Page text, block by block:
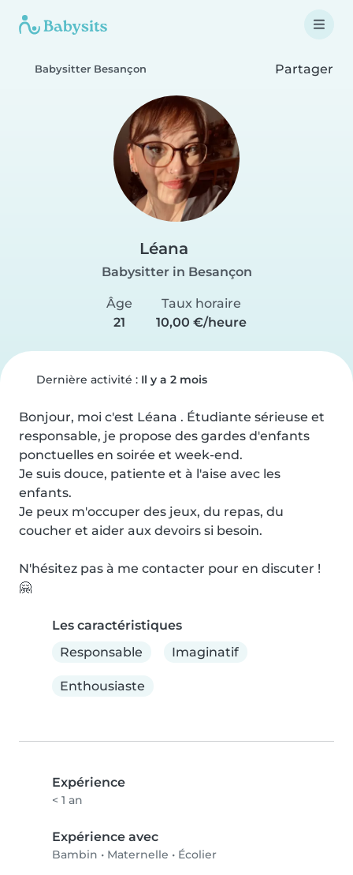
Babysitter Besançon Partager
Léana
Babysitter in Besançon
Âge
21
Taux horaire
10,00 €/heure
Dernière activité : Il y a 2 mois
Bonjour, moi c'est Léana . Étudiante sérieuse et
responsable, je propose des gardes d'enfants
ponctuelles en soirée et week-end.
Je suis douce, patiente et à l'aise avec les
enfants.
Je peux m'occuper des jeux, du repas, du
coucher et aider aux devoirs si besoin.
N'hésitez pas à me contacter pour en discuter !
🤗
Les caractéristiques
Responsable
Imaginatif
Enthousiaste
Expérience
< 1 an
Expérience avec
Bambin • Maternelle • Écolier